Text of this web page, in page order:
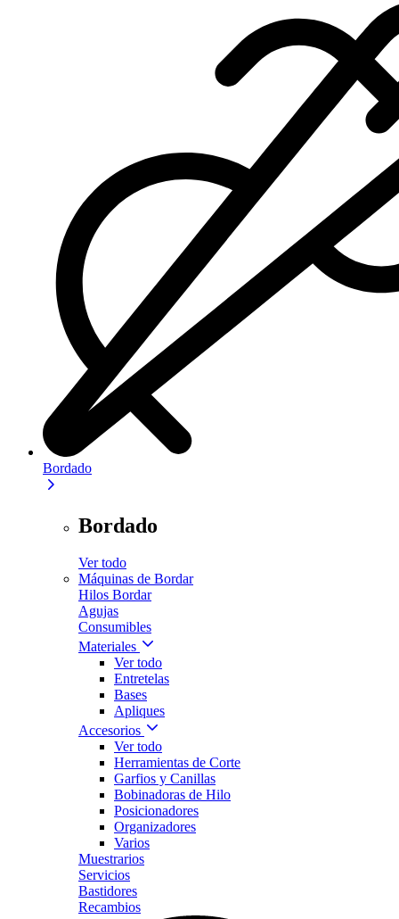
Bordado
Bordado
Ver todo
Máquinas de Bordar
Hilos Bordar
Agujas
Consumibles
Materiales
Ver todo
Entretelas
Bases
Apliques
Accesorios
Ver todo
Herramientas de Corte
Garfios y Canillas
Bobinadoras de Hilo
Posicionadores
Organizadores
Varios
Muestrarios
Servicios
Bastidores
Recambios